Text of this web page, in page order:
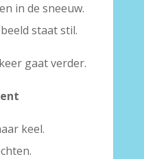
in de sneeuw.
staat stil.
gaat verder.
keel.